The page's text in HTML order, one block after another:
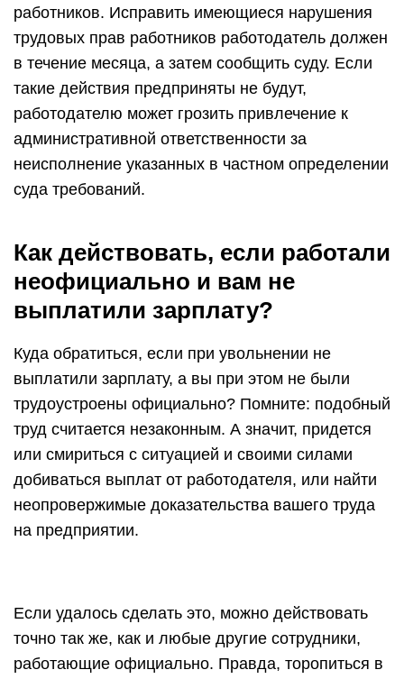
работников. Исправить имеющиеся нарушения
трудовых прав работников работодатель должен
в течение месяца, а затем сообщить суду. Если
такие действия предприняты не будут,
работодателю может грозить привлечение к
административной ответственности за
неисполнение указанных в частном определении
суда требований.
Как действовать, если работали
неофициально и вам не
выплатили зарплату?
Куда обратиться, если при увольнении не
выплатили зарплату, а вы при этом не были
трудоустроены официально? Помните: подобный
труд считается незаконным. А значит, придется
или смириться с ситуацией и своими силами
добиваться выплат от работодателя, или найти
неопровержимые доказательства вашего труда
на предприятии.
Если удалось сделать это, можно действовать
точно так же, как и любые другие сотрудники,
работающие официально. Правда, торопиться в